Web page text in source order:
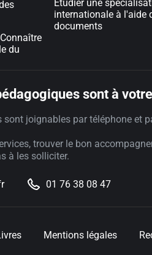
du
Étudier une
internationale à l'aide
documents
sont à
sont joignables par téléphone et
trouver le bon
à les solliciter.
01 76 38 08 47
Mentions légales